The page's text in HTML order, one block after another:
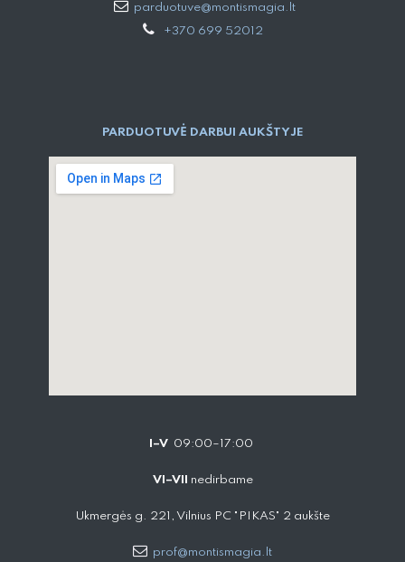
parduotuve@montismagia.lt
+370 699 52012
PARDUOTUVĖ DARBUI AUKŠTYJE
I–V 09:00–17:00
VI–VII nedirbame
Ukmergės g. 221, Vilnius PC "PIKAS" 2 aukšte
prof@montismagia.lt